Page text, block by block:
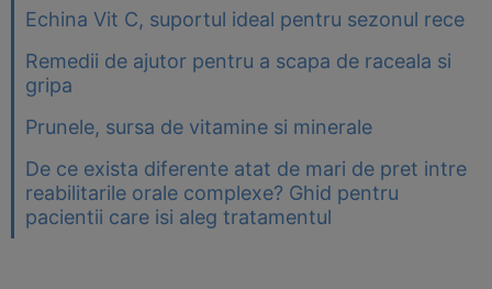
Echina Vit C, suportul ideal pentru sezonul rece
Remedii de ajutor pentru a scapa de raceala si
gripa
Prunele, sursa de vitamine si minerale
De ce exista diferente atat de mari de pret intre
reabilitarile orale complexe? Ghid pentru
pacientii care isi aleg tratamentul